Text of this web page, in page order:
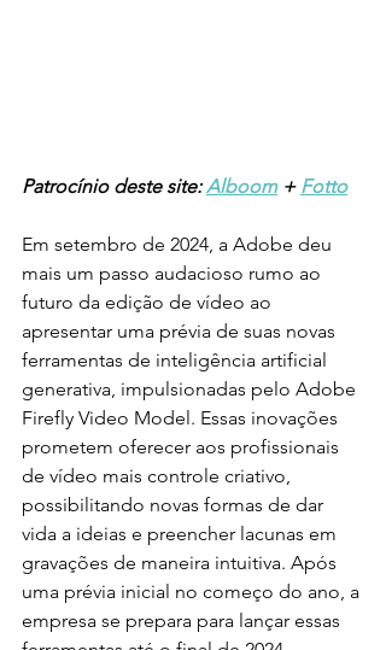
Patrocínio deste site: Alboom + Fotto
Em setembro de 2024, a Adobe deu
mais um passo audacioso rumo ao
futuro da edição de vídeo ao
apresentar uma prévia de suas novas
ferramentas de inteligência artificial
generativa, impulsionadas pelo Adobe
Firefly Video Model. Essas inovações
prometem oferecer aos profissionais
de vídeo mais controle criativo,
possibilitando novas formas de dar
vida a ideias e preencher lacunas em
gravações de maneira intuitiva. Após
uma prévia inicial no começo do ano, a
empresa se prepara para lançar essas